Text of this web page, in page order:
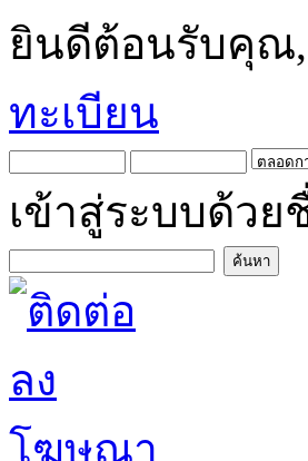
ยินดีต้อนรับคุณ,
ทะเบียน
เข้าสู่ระบบด้วย